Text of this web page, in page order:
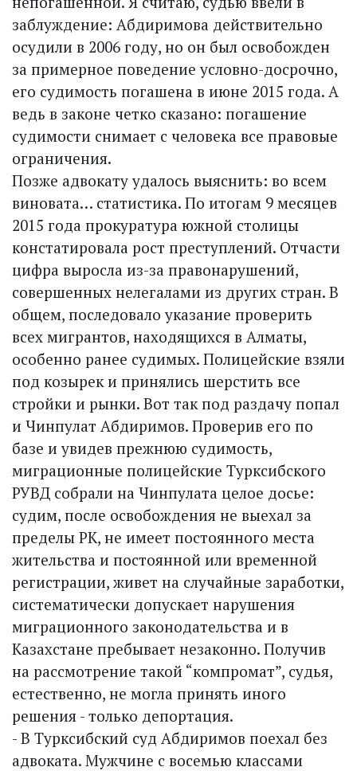
заблуждение: Абдиримова действительно
осудили в 2006 году, но он был освобожден
за примерное поведение условно-досрочно,
его судимость погашена в июне 2015 года. А
ведь в законе четко сказано: погашение
судимости снимает с человека все правовые
ограничения.
Позже адвокату удалось вы­яснить: во всем
виновата… статистика. По итогам 9 месяцев
2015 года прокуратура южной столицы
констатировала рост преступлений. Отчасти
цифра выросла из-за правонарушений,
совершенных нелегалами из других стран. В
общем, последовало указание проверить
всех мигрантов, находящихся в Алматы,
особенно ранее судимых. Полицейские взяли
под козырек и принялись шерстить все
стройки и рынки. Вот так под раздачу попал
и Чинпулат Абдиримов. Проверив его по
базе и увидев прежнюю судимость,
миграционные полицейские Турксибского
РУВД собрали на Чинпулата целое досье:
судим, после освобождения не выехал за
пределы РК, не имеет постоянного места
жительства и постоянной или временной
регистрации, живет на случайные заработки,
систематически допускает нарушения
миграционного законодательства и в
Казахстане пребывает незаконно. Получив
на рассмотрение такой “компромат”, судья,
естественно, не могла принять иного
решения - только депортация.
- В Турксибский суд Абдиримов поехал без
адвоката. Мужчине с восемью классами